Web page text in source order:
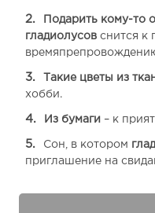
Подарить кому-то
гладиолусовснится к
Такие цветы из
хобби.
Из бумаги – к
Сон, в котором
приглашение на